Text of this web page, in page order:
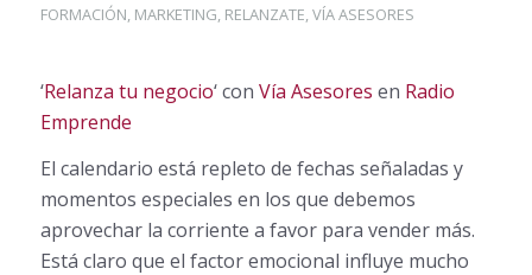
FORMACIÓN, MARKETING, RELANZATE,VÍA ASESORES
‘Relanza tu negocio‘ con Vía Asesores en Radio
Emprende
El calendario está repleto de fechas señaladas y
momentos especiales en los que debemos
aprovechar la corriente a favor para vender más.
Está claro que el factor emocional influye mucho